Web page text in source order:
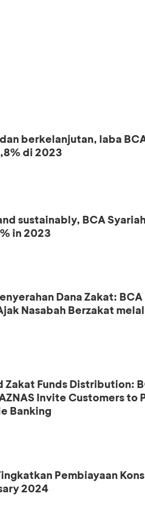
berkelanjutan, laba
di 2023
sustainably, BCA
in 2023
Dana Zakat:
Nasabah Berzakat
Zakat Funds Distribution:
Invite Customers to
Banking
Pembiayaan
2024